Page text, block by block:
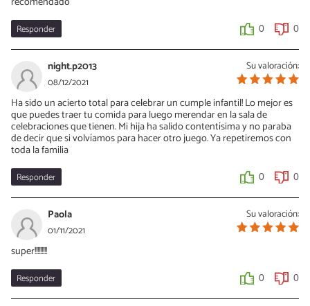
Responder 0 0
Su valoración:
night.p2013
08/12/2021
Ha sido un acierto total para celebrar un cumple infantil! Lo mejor es
que puedes traer tu comida para luego merendar en la sala de
celebraciones que tienen. Mi hija ha salido contentísima y no paraba
de decir que si volvíamos para hacer otro juego. Ya repetiremos con
toda la familia
Responder 0 0
Su valoración:
Paola
01/11/2021
super!!!!!!!!!
Responder 0 0